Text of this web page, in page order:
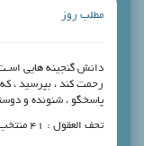
مطلب روز
دانش گنجینه‏ هایى
رحمت کند ، بپرسید ، که
پاسخگو ، شنونده و
تحف العقول : ۴۱ منتخب میزان الحکمة : ۲۶۰